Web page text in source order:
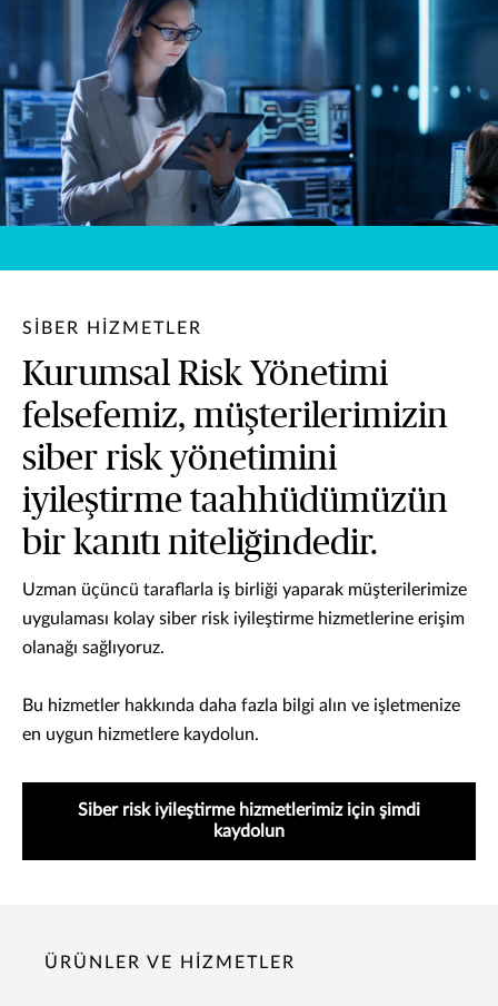
SİBER HİZMETLER
Kurumsal Risk Yönetimi
felsefemiz, müşterilerimizin
siber risk yönetimini
iyileştirme taahhüdümüzün
bir kanıtı niteliğindedir.
Uzman üçüncü taraflarla iş birliği yaparak müşterilerimize
uygulaması kolay siber risk iyileştirme hizmetlerine erişim
olanağı sağlıyoruz.
Bu hizmetler hakkında daha fazla bilgi alın ve işletmenize
en uygun hizmetlere kaydolun.
Siber risk iyileştirme hizmetlerimiz için şimdi
kaydolun
ÜRÜNLER VE HİZMETLER